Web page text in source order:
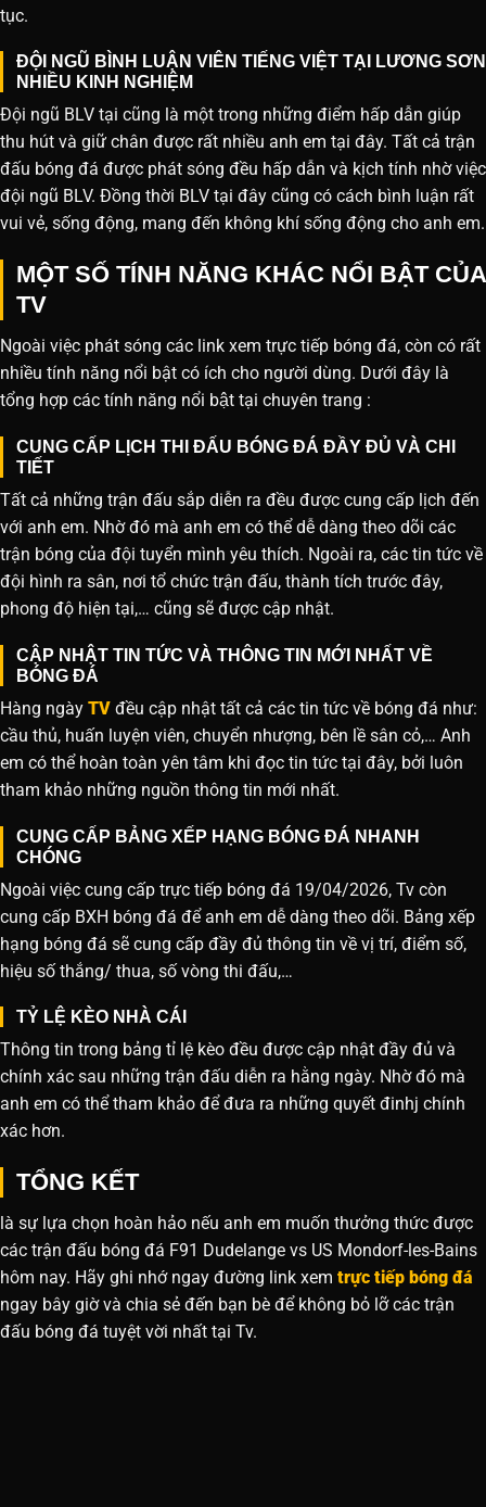
tục.
ĐỘI NGŨ BÌNH LUẬN VIÊN TIẾNG VIỆT TẠI LƯƠNG SƠN
NHIỀU KINH NGHIỆM
Đội ngũ BLV tại cũng là một trong những điểm hấp dẫn giúp
thu hút và giữ chân được rất nhiều anh em tại đây. Tất cả trận
đấu bóng đá được phát sóng đều hấp dẫn và kịch tính nhờ việc
đội ngũ BLV. Đồng thời BLV tại đây cũng có cách bình luận rất
vui vẻ, sống động, mang đến không khí sống động cho anh em.
MỘT SỐ TÍNH NĂNG KHÁC NỔI BẬT CỦA
TV
Ngoài việc phát sóng các link xem trực tiếp bóng đá, còn có rất
nhiều tính năng nổi bật có ích cho người dùng. Dưới đây là
tổng hợp các tính năng nổi bật tại chuyên trang :
CUNG CẤP LỊCH THI ĐẤU BÓNG ĐÁ ĐẦY ĐỦ VÀ CHI
TIẾT
Tất cả những trận đấu sắp diễn ra đều được cung cấp lịch đến
với anh em. Nhờ đó mà anh em có thể dễ dàng theo dõi các
trận bóng của đội tuyển mình yêu thích. Ngoài ra, các tin tức về
đội hình ra sân, nơi tổ chức trận đấu, thành tích trước đây,
phong độ hiện tại,… cũng sẽ được cập nhật.
CẬP NHẬT TIN TỨC VÀ THÔNG TIN MỚI NHẤT VỀ
BÓNG ĐÁ
Hàng ngày TV đều cập nhật tất cả các tin tức về bóng đá như:
cầu thủ, huấn luyện viên, chuyển nhượng, bên lề sân cỏ,… Anh
em có thể hoàn toàn yên tâm khi đọc tin tức tại đây, bởi luôn
tham khảo những nguồn thông tin mới nhất.
CUNG CẤP BẢNG XẾP HẠNG BÓNG ĐÁ NHANH
CHÓNG
Ngoài việc cung cấp trực tiếp bóng đá 19/04/2026, Tv còn
cung cấp BXH bóng đá để anh em dễ dàng theo dõi. Bảng xếp
hạng bóng đá sẽ cung cấp đầy đủ thông tin về vị trí, điểm số,
hiệu số thắng/ thua, số vòng thi đấu,…
TỶ LỆ KÈO NHÀ CÁI
Thông tin trong bảng tỉ lệ kèo đều được cập nhật đầy đủ và
chính xác sau những trận đấu diễn ra hằng ngày. Nhờ đó mà
anh em có thể tham khảo để đưa ra những quyết đinhj chính
xác hơn.
TỔNG KẾT
là sự lựa chọn hoàn hảo nếu anh em muốn thưởng thức được
các trận đấu bóng đá F91 Dudelange vs US Mondorf-les-Bains
hôm nay. Hãy ghi nhớ ngay đường link xem trực tiếp bóng đá
ngay bây giờ và chia sẻ đến bạn bè để không bỏ lỡ các trận
đấu bóng đá tuyệt vời nhất tại Tv.